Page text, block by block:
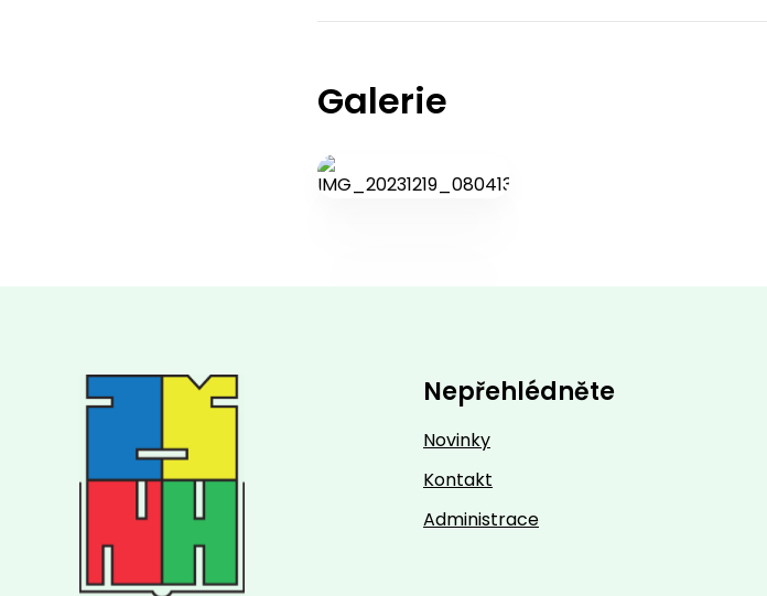
Galerie
Nepřehlédněte
Novinky
Kontakt
Administrace